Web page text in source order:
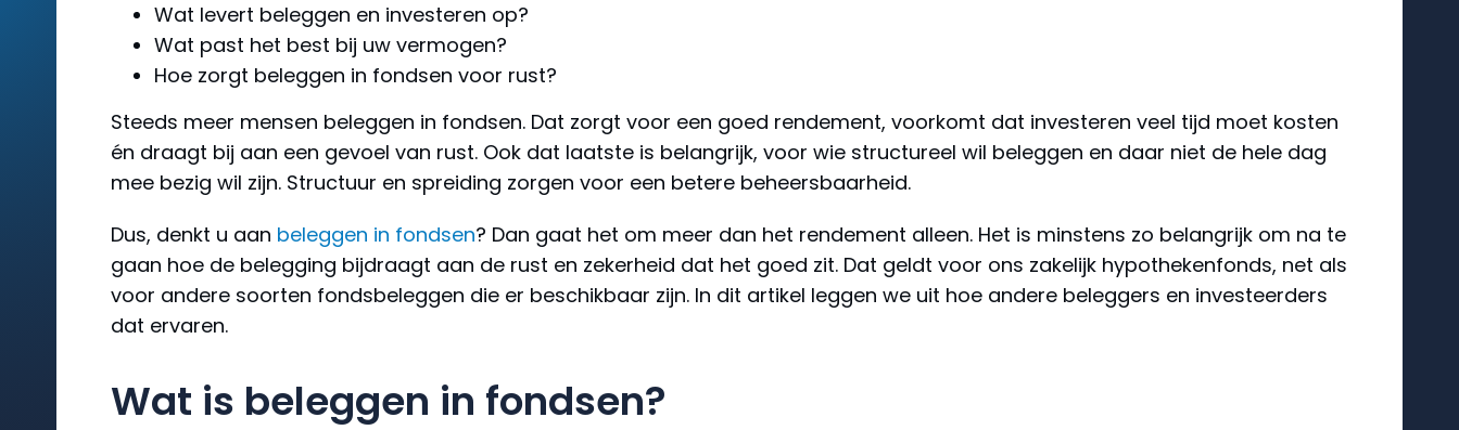
Wat levert beleggen en investeren op?
Wat past het best bij uw vermogen?
Hoe zorgt beleggen in fondsen voor rust?
Steeds meer mensen beleggen in fondsen. Dat zorgt voor een goed rendement, voorkomt dat investeren veel tijd moet kosten
én draagt bij aan een gevoel van rust. Ook dat laatste is belangrijk, voor wie structureel wil beleggen en daar niet de hele dag
mee bezig wil zijn. Structuur en spreiding zorgen voor een betere beheersbaarheid.
Dus, denkt u aan beleggen in fondsen? Dan gaat het om meer dan het rendement alleen. Het is minstens zo belangrijk om na te
gaan hoe de belegging bijdraagt aan de rust en zekerheid dat het goed zit. Dat geldt voor ons zakelijk hypothekenfonds, net als
voor andere soorten fondsbeleggen die er beschikbaar zijn. In dit artikel leggen we uit hoe andere beleggers en investeerders
dat ervaren.
Wat is beleggen in fondsen?